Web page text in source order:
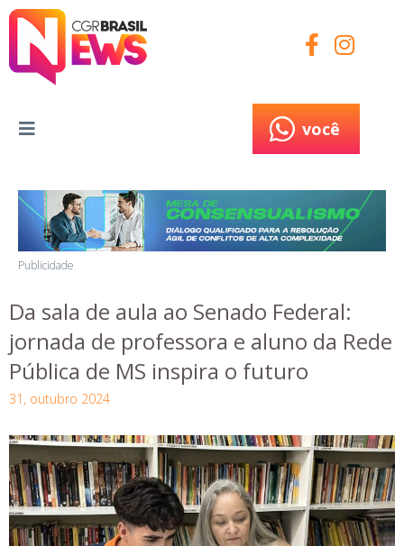
você
Publicidade
Da sala de aula ao Senado Federal:
jornada de professora e aluno da Rede
Pública de MS inspira o futuro
31, outubro 2024